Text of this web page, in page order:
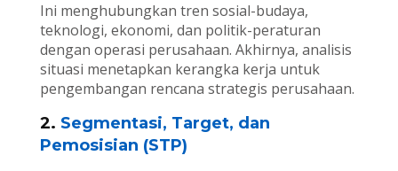
Ini menghubungkan tren sosial-budaya,
teknologi, ekonomi, dan politik-peraturan
dengan operasi perusahaan. Akhirnya, analisis
situasi menetapkan kerangka kerja untuk
pengembangan rencana strategis perusahaan.
2. Segmentasi, Target, dan
Pemosisian (STP)